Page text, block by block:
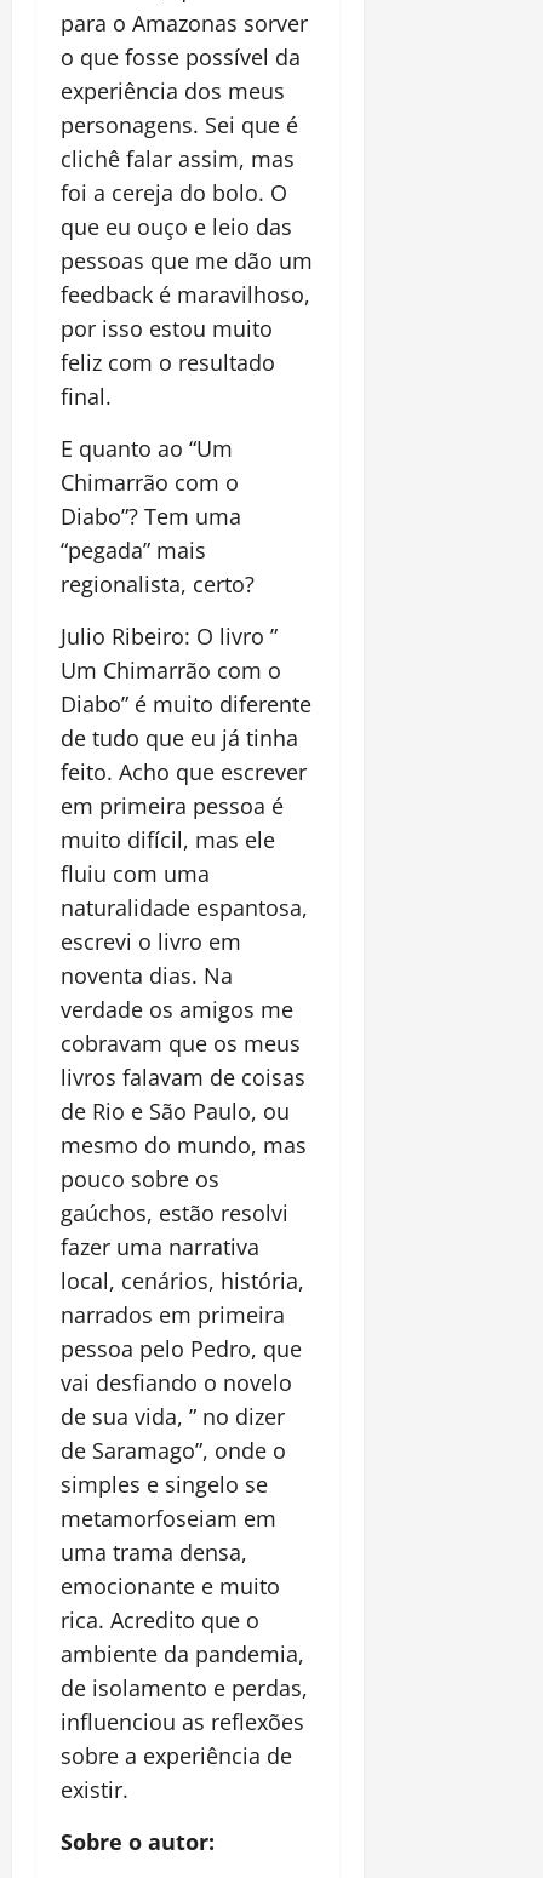
para o Amazonas sorver
o que fosse possível da
experiência dos meus
personagens. Sei que é
clichê falar assim, mas
foi a cereja do bolo. O
que eu ouço e leio das
pessoas que me dão um
feedback é maravilhoso,
por isso estou muito
feliz com o resultado
final.
E quanto ao “Um
Chimarrão com o
Diabo”? Tem uma
“pegada” mais
regionalista, certo?
Julio Ribeiro: O livro ”
Um Chimarrão com o
Diabo” é muito diferente
de tudo que eu já tinha
feito. Acho que escrever
em primeira pessoa é
muito difícil, mas ele
fluiu com uma
naturalidade espantosa,
escrevi o livro em
noventa dias. Na
verdade os amigos me
cobravam que os meus
livros falavam de coisas
de Rio e São Paulo, ou
mesmo do mundo, mas
pouco sobre os
gaúchos, estão resolvi
fazer uma narrativa
local, cenários, história,
narrados em primeira
pessoa pelo Pedro, que
vai desfiando o novelo
de sua vida, ” no dizer
de Saramago”, onde o
simples e singelo se
metamorfoseiam em
uma trama densa,
emocionante e muito
rica. Acredito que o
ambiente da pandemia,
de isolamento e perdas,
influenciou as reflexões
sobre a experiência de
existir.
Sobre o autor: